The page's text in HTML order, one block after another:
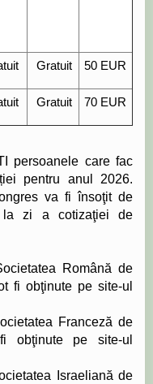
Gratuit 50 EUR
Gratuit 70 EUR
persoanele care fac
pentru anul 2026.
va fi însoţit de
la zi a cotizaţiei de
Română de
fi obţinute pe site-ul
Franceză de
obţinute pe site-ul
Israeliană de